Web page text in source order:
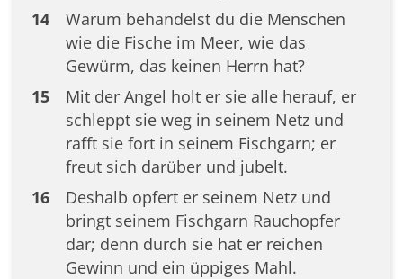
14
Warum behandelst du die Menschen
wie die Fische im Meer, wie das
Gewürm, das keinen Herrn hat?
15
Mit der Angel holt er sie alle herauf, er
schleppt sie weg in seinem Netz und
rafft sie fort in seinem Fischgarn; er
freut sich darüber und jubelt.
16
Deshalb opfert er seinem Netz und
bringt seinem Fischgarn Rauchopfer
dar; denn durch sie hat er reichen
Gewinn und ein üppiges Mahl.